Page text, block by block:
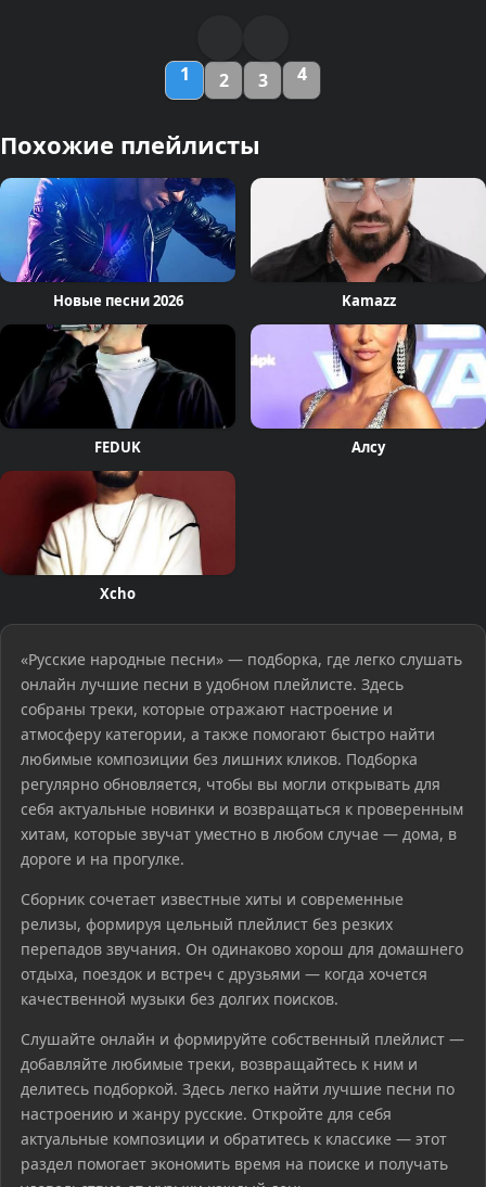
1 2 3 4
Похожие плейлисты
Новые песни 2026 Kamazz
FEDUK Алсу
Xcho
«Русские народные песни» — подборка, где легко слушать
онлайн лучшие песни в удобном плейлисте. Здесь
собраны треки, которые отражают настроение и
атмосферу категории, а также помогают быстро найти
любимые композиции без лишних кликов. Подборка
регулярно обновляется, чтобы вы могли открывать для
себя актуальные новинки и возвращаться к проверенным
хитам, которые звучат уместно в любом случае — дома, в
дороге и на прогулке.
Сборник сочетает известные хиты и современные
релизы, формируя цельный плейлист без резких
перепадов звучания. Он одинаково хорош для домашнего
отдыха, поездок и встреч с друзьями — когда хочется
качественной музыки без долгих поисков.
Слушайте онлайн и формируйте собственный плейлист —
добавляйте любимые треки, возвращайтесь к ним и
делитесь подборкой. Здесь легко найти лучшие песни по
настроению и жанру русские. Откройте для себя
актуальные композиции и обратитесь к классике — этот
раздел помогает экономить время на поиске и получать